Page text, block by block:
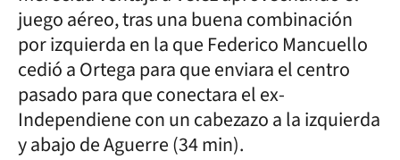
juego aéreo, tras una buena combinación
por izquierda en la que Federico Mancuello
cedió a Ortega para que enviara el centro
pasado para que conectara el ex-
Independiene con un cabezazo a la izquierda
y abajo de Aguerre (34 min).